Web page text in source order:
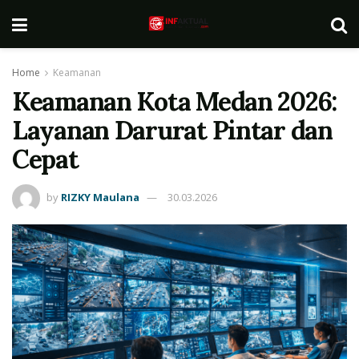
Home Keamanan
Keamanan Kota Medan 2026:
Layanan Darurat Pintar dan
Cepat
by RIZKY Maulana 30.03.2026